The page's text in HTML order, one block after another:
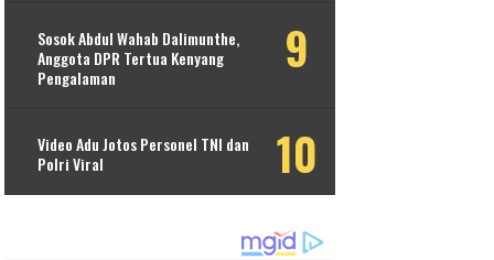
Sosok Abdul Wahab Dalimunthe,
Anggota DPR Tertua Kenyang
Pengalaman
Video Adu Jotos Personel TNI dan
Polri Viral